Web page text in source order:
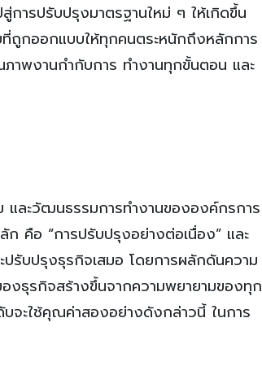
การปรับปรุงมาตรฐานใหม่ ๆ ให้เกิดขึ้น
ที่ถูกออกแบบให้ทุกคนตระหนักถึงหลักการ
พงานกำกับการ ทำงานทุกขั้นตอน และ
ละวัฒนธรรมการทำงานขององค์กรการ
คือ “การปรับปรุงอย่างต่อเนื่อง” และ
รับปรุงธุรกิจเสมอ โดยการผลักดันความ
องธุรกิจสร้างขึ้นจากความพยายามของทุก
จะใช้คุณค่าสองอย่างดังกล่าวนี้ ในการ